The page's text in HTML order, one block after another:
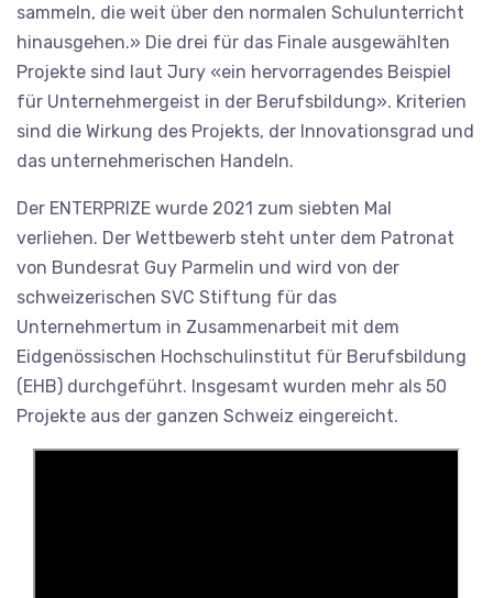
sammeln, die weit über den normalen Schulunterricht
hinausgehen.» Die drei für das Finale ausgewählten
Projekte sind laut Jury «ein hervorragendes Beispiel
für Unternehmergeist in der Berufsbildung». Kriterien
sind die Wirkung des Projekts, der Innovationsgrad und
das unternehmerischen Handeln.
Der ENTERPRIZE wurde 2021 zum siebten Mal
verliehen. Der Wettbewerb steht unter dem Patronat
von Bundesrat Guy Parmelin und wird von der
schweizerischen SVC Stiftung für das
Unternehmertum in Zusammenarbeit mit dem
Eidgenössischen Hochschulinstitut für Berufsbildung
(EHB) durchgeführt. Insgesamt wurden mehr als 50
Projekte aus der ganzen Schweiz eingereicht.